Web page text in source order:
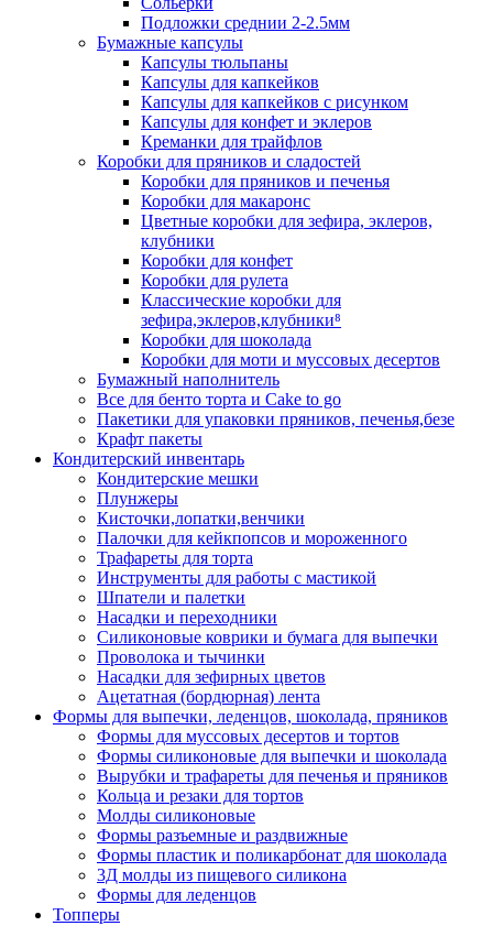
Подложки среднии 2-2.5мм
Бумажные капсулы
Капсулы тюльпаны
Капсулы для капкейков
Капсулы для капкейков с рисунком
Капсулы для конфет и эклеров
Креманки для трайфлов
Коробки для пряников и сладостей
Коробки для пряников и печенья
Коробки для макаронс
Цветные коробки для зефира, эклеров,
клубники
Коробки для конфет
Коробки для рулета
Классические коробки для
зефира,эклеров,клубники⁸
Коробки для шоколада
Коробки для моти и муссовых десертов
Бумажный наполнитель
Все для бенто торта и Cake to go
Пакетики для упаковки пряников, печенья,безе
Крафт пакеты
Кондитерский инвентарь
Кондитерские мешки
Плунжеры
Кисточки,лопатки,венчики
Палочки для кейкпопсов и мороженного
Трафареты для торта
Инструменты для работы с мастикой
Шпатели и палетки
Насадки и переходники
Силиконовые коврики и бумага для выпечки
Проволока и тычинки
Насадки для зефирных цветов
Ацетатная (бордюрная) лента
Формы для выпечки, леденцов, шоколада, пряников
Формы для муссовых десертов и тортов
Формы силиконовые для выпечки и шоколада
Вырубки и трафареты для печенья и пряников
Кольца и резаки для тортов
Молды силиконовые
Формы разъемные и раздвижные
Формы пластик и поликарбонат для шоколада
3Д молды из пищевого силикона
Формы для леденцов
Топперы